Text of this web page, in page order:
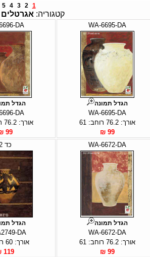
1
2
3
4
5
קטגוריה: אגרטלים
WA-6695-DA
הגדל תמונה
WA-6695-DA
אורך: 76.2 רוחב: 61
99 ₪
DA
הגדל
DA
אורך: 76.2 רוחב: 61
99 ₪
WA-6672-DA
הגדל תמונה
WA-6672-DA
אורך: 76.2 רוחב: 61
99 ₪
כד 2
הגדל
DA
אורך: 60 רוחב:50
119 ₪